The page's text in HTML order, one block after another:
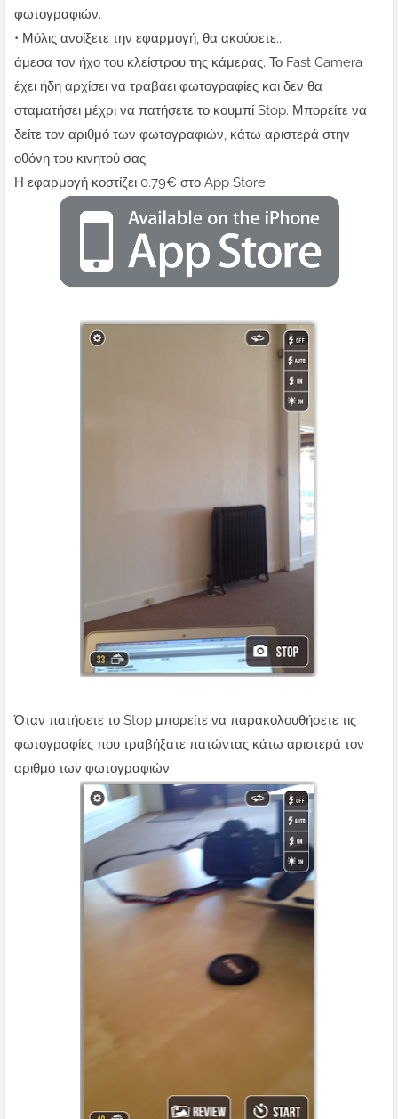
φωτογραφιών.
• Μόλις ανοίξετε την εφαρμογή, θα ακούσετε..
άμεσα τον ήχο του κλείστρου της κάμερας. Το Fast Camera
έχει ήδη αρχίσει να τραβάει φωτογραφίες και δεν θα
σταματήσει μέχρι να πατήσετε το κουμπί Stop. Μπορείτε να
δείτε τον αριθμό των φωτογραφιών, κάτω αριστερά στην
οθόνη του κινητού σας.
Η εφαρμογή κοστίζει 0.79€ στο App Store.
Όταν πατήσετε το Stop μπορείτε να παρακολουθήσετε τις
φωτογραφίες που τραβήξατε πατώντας κάτω αριστερά τον
αριθμό των φωτογραφιών